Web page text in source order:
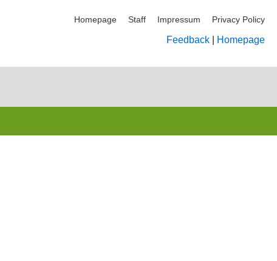
Homepage Staff Impressum Privacy Policy
Feedback Homepage